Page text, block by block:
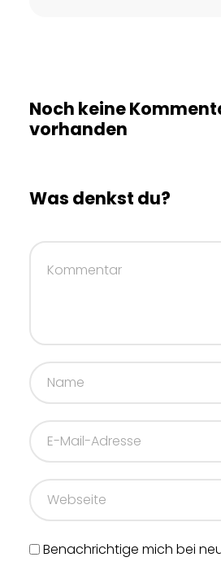
Noch keine
vorhanden
Was denkst du?
Benachrichtige mich bei